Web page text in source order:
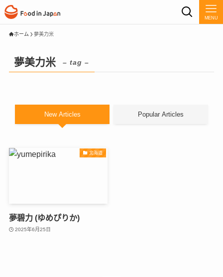
MENU
ホーム 夢美力米
夢美力米 – tag –
New Articles Popular Articles
北海道
夢碧力 (ゆめぴりか)
2025年6月25日